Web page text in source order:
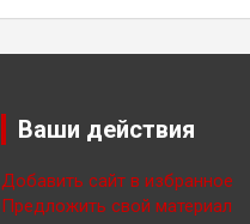
Ваши действия
Добавить сайт в избранное
Предложить свой материал